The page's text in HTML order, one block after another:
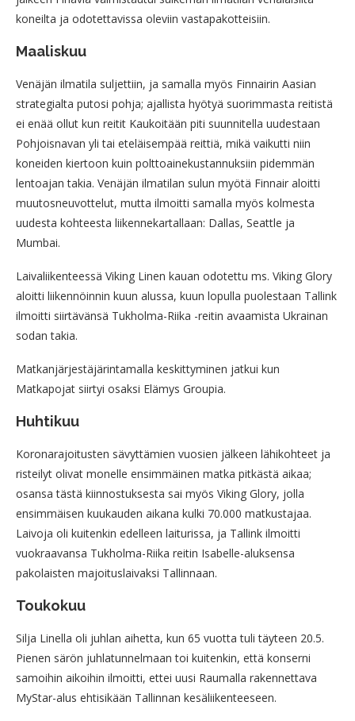
koneilta ja odotettavissa oleviin vastapakotteisiin.
Maaliskuu
Venäjän ilmatila suljettiin, ja samalla myös Finnairin Aasian
strategialta putosi pohja; ajallista hyötyä suorimmasta reitistä
ei enää ollut kun reitit Kaukoitään piti suunnitella uudestaan
Pohjoisnavan yli tai eteläisempää reittiä, mikä vaikutti niin
koneiden kiertoon kuin polttoainekustannuksiin pidemmän
lentoajan takia. Venäjän ilmatilan sulun myötä Finnair aloitti
muutosneuvottelut, mutta ilmoitti samalla myös kolmesta
uudesta kohteesta liikennekartallaan: Dallas, Seattle ja
Mumbai.
Laivaliikenteessä Viking Linen kauan odotettu ms. Viking Glory
aloitti liikennöinnin kuun alussa, kuun lopulla puolestaan Tallink
ilmoitti siirtävänsä Tukholma-Riika -reitin avaamista Ukrainan
sodan takia.
Matkanjärjestäjärintamalla keskittyminen jatkui kun
Matkapojat siirtyi osaksi Elämys Groupia.
Huhtikuu
Koronarajoitusten sävyttämien vuosien jälkeen lähikohteet ja
risteilyt olivat monelle ensimmäinen matka pitkästä aikaa;
osansa tästä kiinnostuksesta sai myös Viking Glory, jolla
ensimmäisen kuukauden aikana kulki 70.000 matkustajaa.
Laivoja oli kuitenkin edelleen laiturissa, ja Tallink ilmoitti
vuokraavansa Tukholma-Riika reitin Isabelle-aluksensa
pakolaisten majoituslaivaksi Tallinnaan.
Toukokuu
Silja Linella oli juhlan aihetta, kun 65 vuotta tuli täyteen 20.5.
Pienen särön juhlatunnelmaan toi kuitenkin, että konserni
samoihin aikoihin ilmoitti, ettei uusi Raumalla rakennettava
MyStar-alus ehtisikään Tallinnan kesäliikenteeseen.